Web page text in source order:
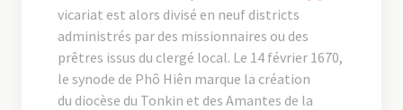
vicariat est alors divisé en neuf districts
administrés par des missionnaires ou des
prêtres issus du clergé local. Le 14 février 1670,
le synode de Phô Hiên marque la création
du diocèse du Tonkin et des Amantes de la